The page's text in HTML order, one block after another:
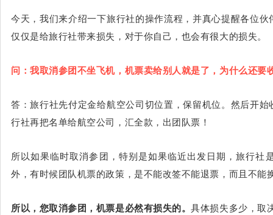
今天，我们来介绍一下旅行社的操作流程，并真心提醒各位伙
仅仅是给旅行社带来损失，对于你自己，也会有很大的损失。
问：我取消参团不坐飞机，机票卖给别人就是了，为什么还要
答：旅行社先付定金给航空公司切位置，保留机位。然后开
行社再把名单给航空公司，汇全款，出团队票！
所以如果临时取消参团，特别是如果临近出发日期，旅行社
外，有时候团队机票的政策，是不能改签不能退票，而且不能
所以，您取消参团，机票是必然有损失的。具体损失多少，取